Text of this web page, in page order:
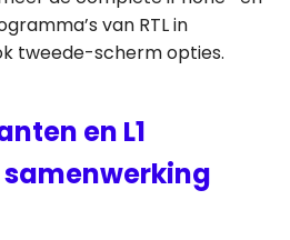
van RTL in
tweede-scherm opties.
en L1